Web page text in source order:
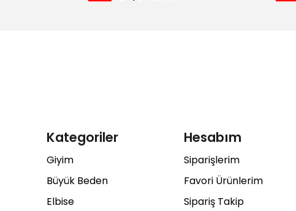
Kategoriler
Giyim
Büyük Beden
Elbise
Hesabım
Siparişlerim
Favori Ürünlerim
Sipariş Takip